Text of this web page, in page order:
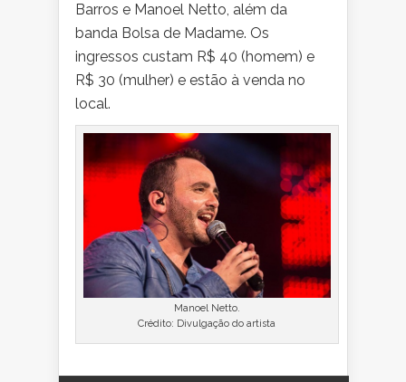
Barros e Manoel Netto, além da
banda Bolsa de Madame. Os
ingressos custam R$ 40 (homem) e
R$ 30 (mulher) e estão à venda no
local.
Manoel Netto.
Crédito: Divulgação do artista